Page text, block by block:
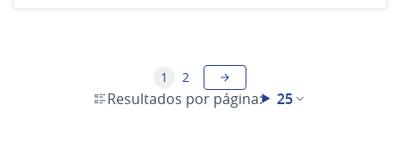
Resultados por página: 25
1 2